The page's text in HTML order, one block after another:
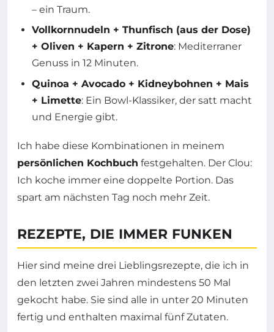
– ein Traum.
Vollkornnudeln + Thunfisch (aus der Dose)
+ Oliven + Kapern + Zitrone: Mediterraner
Genuss in 12 Minuten.
Quinoa + Avocado + Kidneybohnen + Mais
+ Limette: Ein Bowl-Klassiker, der satt macht
und Energie gibt.
Ich habe diese Kombinationen in meinem
persönlichen Kochbuch festgehalten. Der Clou:
Ich koche immer eine doppelte Portion. Das
spart am nächsten Tag noch mehr Zeit.
REZEPTE, DIE IMMER FUNKEN
Hier sind meine drei Lieblingsrezepte, die ich in
den letzten zwei Jahren mindestens 50 Mal
gekocht habe. Sie sind alle in unter 20 Minuten
fertig und enthalten maximal fünf Zutaten.